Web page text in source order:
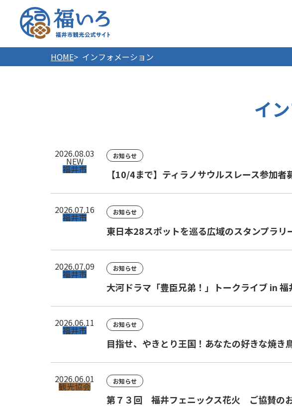
福井市観
HOME インフォメーション
イ
【10/4まで】ティラノサウルスレース参加者
2026.08.03
NEW
福井市
お知らせ
東日本28スポットを巡る広域のスタンプラリ
2026.07.16
福井市 お知らせ
大河ドラマ「豊臣兄弟！」トークライブ in
2026.07.09
福井市 お知らせ
目指せ、やきとり王国！あなたの好きな焼き
2026.06.11
福井市 お知らせ
第７３回 福井フェニックス花火 ご協賛の
2026.06.01
観光協会 お知らせ